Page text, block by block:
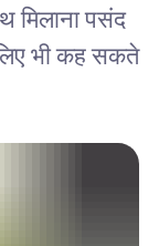
पसंद
भी कह सकते